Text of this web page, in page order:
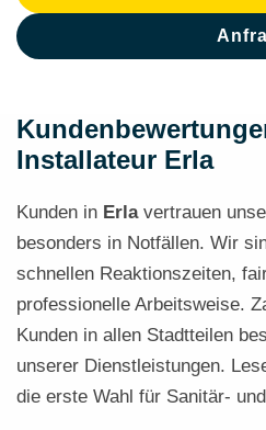
Installateur Erla
Kunden in Erlavertrauen
besonders in Notfällen. Wir
schnellen Reaktionszeiten,
professionelle Arbeitsweise.
Kunden in allen Stadtteilen
unserer Dienstleistungen.
die erste Wahl für Sanitär-